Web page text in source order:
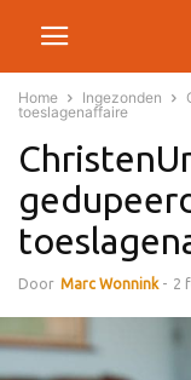
Home Ingezonden
toeslagenaffaire
Door Marc Wonnink - 2